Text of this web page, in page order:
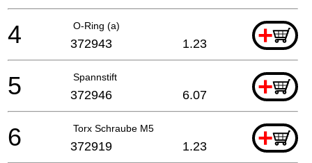
O-Ring (a) +
4 372943 1.23
Spannstift +
5 372946 6.07
Torx Schraube M5 +
6 372919 1.23